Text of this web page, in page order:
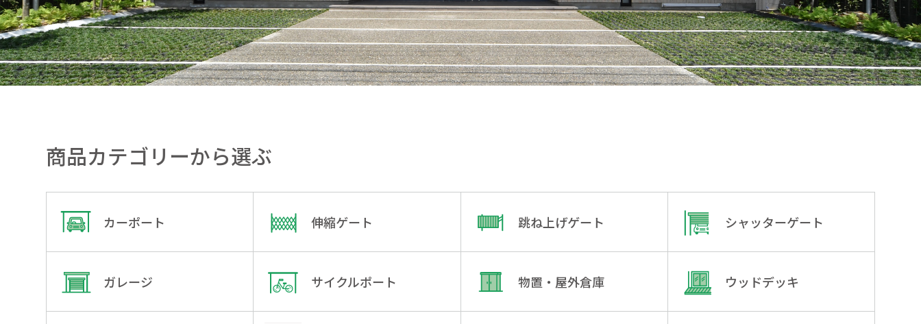
商品カテゴリーから選ぶ
カーポート 伸縮ゲート 跳ね上げゲート シャッターゲート
ガレージ サイクルポート 物置・屋外倉庫 ウッドデッキ